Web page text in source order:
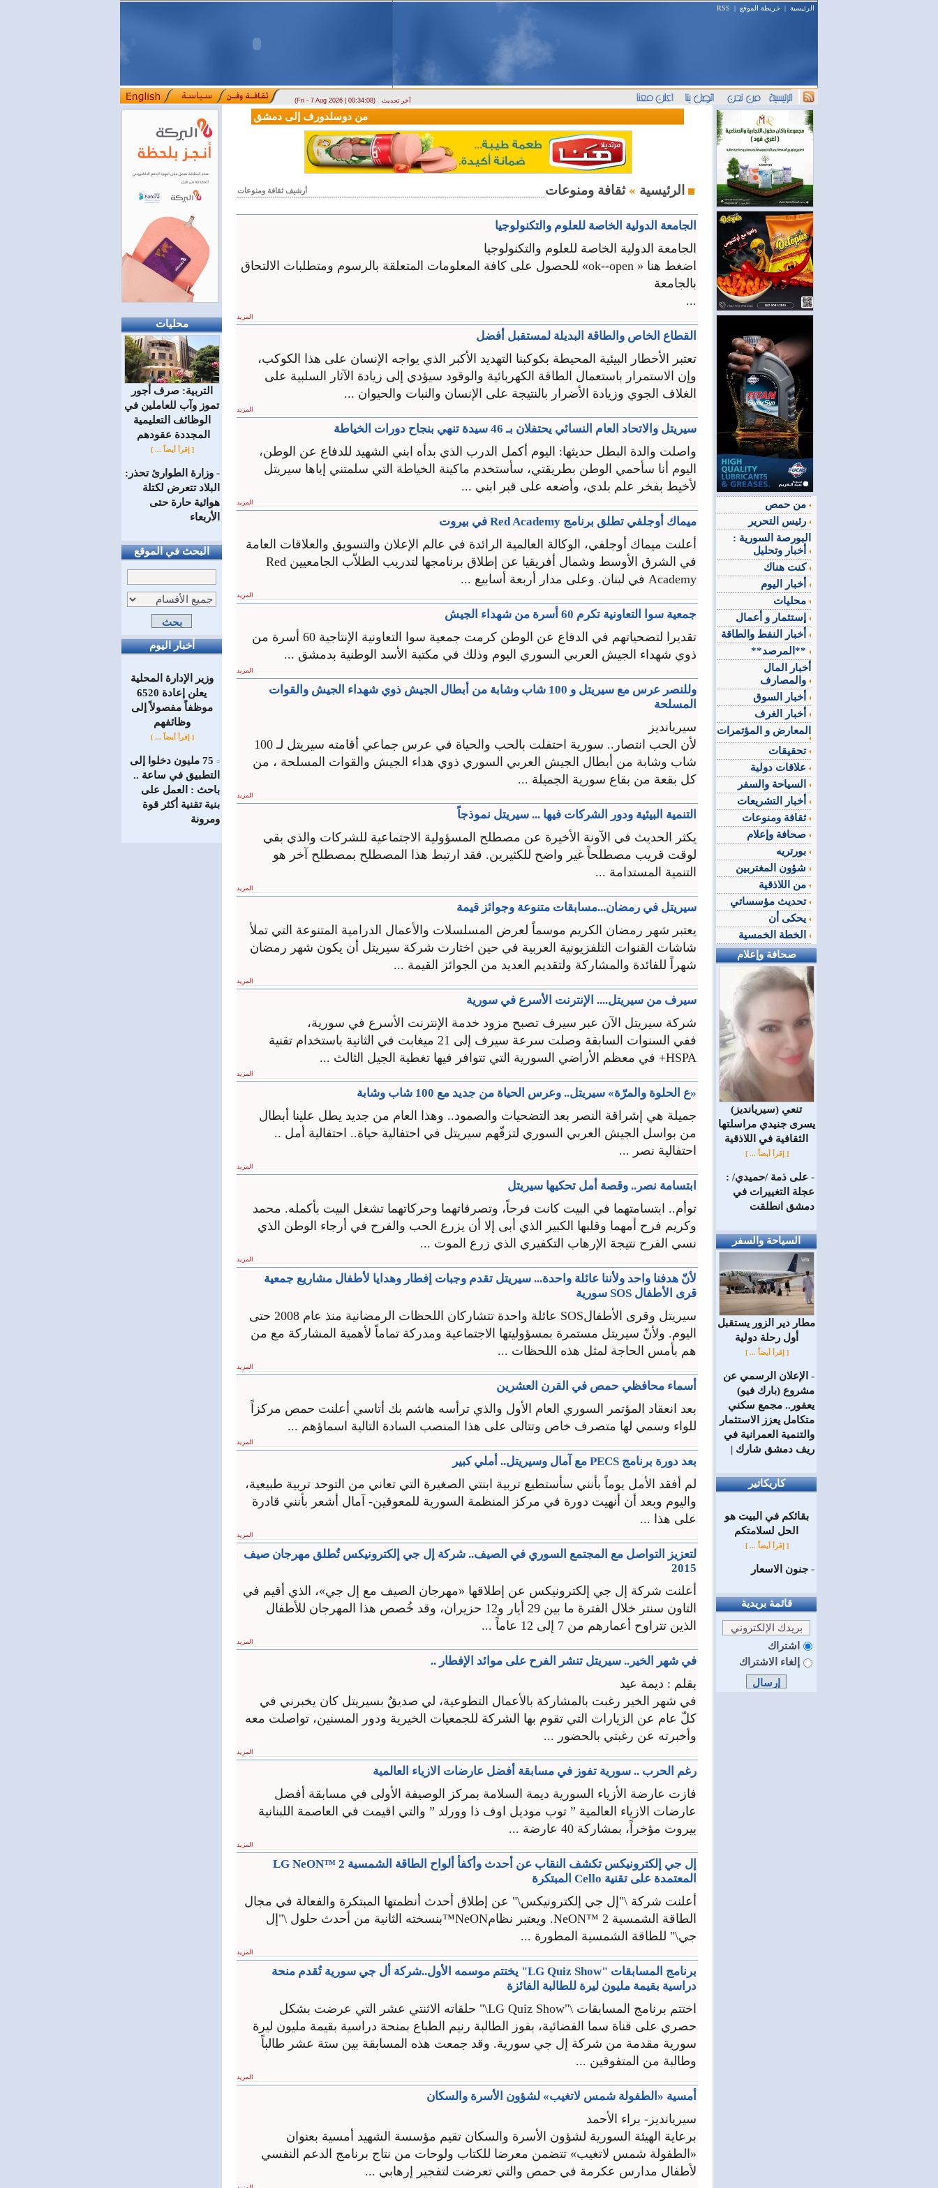
الرئيسية | خريطة الموقع |
RSS
(Fri - 7 Aug 2026 | 00:34:08) آخر تحديث
محليات
التربية: صرف أجور
تموز وآب للعاملين في
الوظائف ‏التعليمية
المجددة عقودهم ‏
[ إقرأ أيضاً ... ]
= وزارة الطوارئ تحذر:
البلاد تتعرض لكتلة
هوائية حارة حتى
الأربعاء
البحث في الموقع
أخبار اليوم
وزير الإدارة المحلية
يعلن إعادة 6520
موظفاً مفصولاً إلى
‏وظائفهم
[ إقرأ أيضاً ... ]
=
75 مليون دخلوا إلى
التطبيق في ساعة ..
باحث : العمل على
بنية تقنية أكثر قوة
ومرونة
أرشيف ثقافة ومنوعات الرئيسية »
الجامعة الدولية الخاصة للعلوم والتكنولوجيا
الجامعة الدولية الخاصة للعلوم والتكنولوجيا
اضغط هنا « ok--open» للحصول على كافة المعلومات المتعلقة بالرسوم ومتطلبات الالتحاق
بالجامعة
...
المزيد
القطاع الخاص والطاقة البديلة لمستقبل أفضل
تعتبر الأخطار البيئية المحيطة بكوكبنا التهديد الأكبر الذي يواجه الإنسان على هذا الكوكب،
وإن الاستمرار باستعمال الطاقة الكهربائية والوقود سيؤدي إلى زيادة الآثار السلبية على
الغلاف الجوي وزيادة الأضرار بالنتيجة على الإنسان والنبات والحيوان ...
المزيد
سيريتل والاتحاد العام النسائي يحتفلان بـ 46 سيدة تنهي بنجاح دورات الخياطة
واصلت والدة البطل حديثها: اليوم أكمل الدرب الذي بدأه ابني الشهيد للدفاع عن الوطن،
اليوم أنا سأحمي الوطن بطريقتي، سأستخدم ماكينة الخياطة التي سلمتني إياها سيريتل
لأخيط بفخر علم بلدي، وأضعه على قبر ابني ...
المزيد
ميماك أوجلفي تطلق برنامج Red Academy في بيروت
أعلنت ميماك أوجلفي، الوكالة العالمية الرائدة في عالم الإعلان والتسويق والعلاقات العامة
في الشرق الأوسط وشمال أفريقيا عن إطلاق برنامجها لتدريب الطلاّب الجامعيين Red
Academy في لبنان. وعلى مدار أربعة أسابيع ...
المزيد
جمعية سوا التعاونية تكرم 60 أسرة من شهداء الجيش
تقديرا لتضحياتهم في الدفاع عن الوطن كرمت جمعية سوا التعاونية الإنتاجية 60 أسرة من
ذوي شهداء الجيش العربي السوري اليوم وذلك في مكتبة الأسد الوطنية بدمشق ...
المزيد
وللنصر عرس مع سيريتل و 100 شاب وشابة من أبطال الجيش ذوي شهداء الجيش والقوات
المسلحة
سيريانديز
لأن الحب انتصار.. سورية احتفلت بالحب والحياة في عرس جماعي أقامته سيريتل لـ 100
شاب وشابة من أبطال الجيش العربي السوري ذوي هداء الجيش والقوات المسلحة ، من
كل بقعة من بقاع سورية الجميلة ...
المزيد
التنمية البيئية ودور الشركات فيها ... سيريتل نموذجاً
يكثر الحديث في الآونة الأخيرة عن مصطلح المسؤولية الاجتماعية للشركات والذي بقي
لوقت قريب مصطلحاً غير واضح للكثيرين. فقد ارتبط هذا المصطلح بمصطلح آخر هو
التنمية المستدامة ...
المزيد
سيريتل في رمضان...مسابقات متنوعة وجوائز قيمة
يعتبر شهر رمضان الكريم موسماً لعرض المسلسلات والأعمال الدرامية المتنوعة التي تملأ
شاشات القنوات التلفزيونية العربية في حين اختارت شركة سيريتل أن يكون شهر رمضان
شهراً للفائدة والمشاركة ولتقديم العديد من الجوائز القيمة ...
المزيد
سيرف من سيريتل.... الإنترنت الأسرع في سورية
شركة سيريتل الآن عبر سيرف تصبح مزود خدمة الإنترنت الأسرع في سورية،
ففي السنوات السابقة وصلت سرعة سيرف إلى 21 ميغابت في الثانية باستخدام تقنية
HSPA+ في معظم الأراضي السورية التي تتوافر فيها تغطية الجيل الثالث ...
المزيد
«ع الحلوة والمرّة» سيريتل.. وعرس الحياة من جديد مع 100 شاب وشابة
جميلة هي إشراقة النصر بعد التضحيات والصمود.. وهذا العام من جديد يطل علينا أبطال
من بواسل الجيش العربي السوري لتزفّهم سيريتل في احتفالية حياة.. احتفالية أمل ..
احتفالية نصر ...
المزيد
ابتسامة نصر.. وقصة أمل تحكيها سيريتل
توأم.. ابتسامتهما في البيت كانت فرحاً، وتصرفاتهما وحركاتهما تشغل البيت بأكمله. محمد
وكريم فرح أمهما وقلبها الكبير الذي أبى إلا أن يزرع الحب والفرح في أرجاء الوطن الذي
نسي الفرح نتيجة الإرهاب التكفيري الذي زرع الموت ...
المزيد
لأنّ هدفنا واحد ولأننا عائلة واحدة... سيريتل تقدم وجبات إفطار وهدايا لأطفال مشاريع جمعية
قرى الأطفال SOS سورية
سيريتل وقرى الأطفالSOS عائلة واحدة تتشاركان اللحظات الرمضانية منذ عام 2008 حتى
اليوم. ولأنّ سيريتل مستمرة بمسؤوليتها الاجتماعية ومدركة تماماً لأهمية المشاركة مع من
هم بأمس الحاجة لمثل هذه اللحظات ...
المزيد
أسماء محافظي حمص في القرن العشرين
بعد انعقاد المؤتمر السوري العام الأول والذي ترأسه هاشم بك أتاسي أعلنت حمص مركزاً
للواء وسمي لها متصرف خاص وتتالى على هذا المنصب السادة التالية اسماؤهم ...
المزيد
بعد دورة برنامج PECS مع آمال وسيريتل.. أملي كبير
لم أفقد الأمل يوماً بأنني سأستطيع تربية ابنتي الصغيرة التي تعاني من التوحد تربية طبيعية،
واليوم وبعد أن أنهيت دورة في مركز المنظمة السورية للمعوقين- آمال أشعر بأنني قادرة
على هذا ...
المزيد
لتعزيز التواصل مع المجتمع السوري في الصيف.. شركة إل جي إلكترونيكس تُطلق مهرجان صيف
2015
أعلنت شركة إل جي إلكترونيكس عن إطلاقها «مهرجان الصيف مع إل جي»، الذي أقيم في
التاون سنتر خلال الفترة ما بين 29 أيار و12 حزيران، وقد خُصص هذا المهرجان للأطفال
الذين تتراوح أعمارهم من 7 إلى 12 عاماً ...
المزيد
في شهر الخير.. سيريتل تنشر الفرح على موائد الإفطار ..
بقلم : ديمة عيد
في شهر الخير رغبت بالمشاركة بالأعمال التطوعية، لي صديقٌ بسيريتل كان يخبرني في
كلّ عام عن الزيارات التي تقوم بها الشركة للجمعيات الخيرية ودور المسنين، تواصلت معه
وأخبرته عن رغبتي بالحضور ...
المزيد
رغم الحرب .. سورية تفوز في مسابقة أفضل عارضات الازياء العالمية
فازت عارضة الأزياء السورية ديمة السلامة بمركز الوصيفة الأولى في مسابقة أفضل
عارضات الازياء العالمية ” توب موديل اوف ذا وورلد ” والتي اقيمت في العاصمة اللبنانية
بيروت مؤخراً، بمشاركة 40 عارضة ...
المزيد
إل جي إلكترونيكس تكشف النقاب عن أحدث وأكفأ ألواح الطاقة الشمسية LG NeON™ 2
المعتمدة على تقنية Cello المبتكرة
أعلنت شركة \"إل جي إلكترونيكس\" عن إطلاق أحدث أنظمتها المبتكرة والفعالة في مجال
الطاقة الشمسية NeON™ 2. ويعتبر نظامNeON™بنسخته الثانية من أحدث حلول \"إل
جي\" للطاقة الشمسية المطورة ...
المزيد
برنامج المسابقات "LG Quiz Show" يختتم موسمه الأول..شركة أل جي سورية تُقدم منحة
دراسية بقيمة مليون ليرة للطالبة الفائزة
اختتم برنامج المسابقات \"LG Quiz Show\" حلقاته الاثنتي عشر التي عرضت بشكل
حصري على قناة سما الفضائية، بفوز الطالبة رنيم الطباع بمنحة دراسية بقيمة مليون ليرة
سورية مقدمة من شركة إل جي سورية. وقد جمعت هذه المسابقة بين ستة عشر طالباً
وطالبة من المتفوقين ...
المزيد
أمسية «الطفولة شمس لاتغيب» لشؤون الأسرة والسكان
سيريانديز- براء الأحمد
برعاية الهيئة السورية لشؤون الأسرة والسكان تقيم مؤسسة الشهيد أمسية بعنوان
«الطفولة شمس لاتغيب» تتضمن معرضا للكتاب ولوحات من نتاج برنامج الدعم النفسي
لأطفال مدارس عكرمة في حمص والتي تعرضت لتفجير إرهابي ...
البورصة السورية :
كنت هناك
**المرصد**
أخبار المال
المعارض و المؤتمرات
تحقيقات
ثقافة ومنوعات
تحديث مؤسساتي
صحافة وإعلام
(سيريانديز) تنعي
يسرى جنيدي مراسلتها
الثقافية في اللاذقية
[ إقرأ أيضاً ... ]
= على ذمة /حميدي/ :
عجلة التغييرات في
دمشق انطلقت
السياحة والسفر
مطار دير الزور يستقبل
أول رحلة دولية
[ إقرأ أيضاً ... ]
=
الإعلان الرسمي عن
مشروع (بارك فيو)
يعفور.. مجمع سكني
متكامل يعزز الاستثمار
والتنمية العمرانية في
ريف دمشق شارك |
كاريكاتير
بقائكم في البيت هو
الحل لسلامتكم
[ إقرأ أيضاً ... ]
= جنون الاسعار
قائمة بريدية
اشتراك
إلغاء الاشتراك